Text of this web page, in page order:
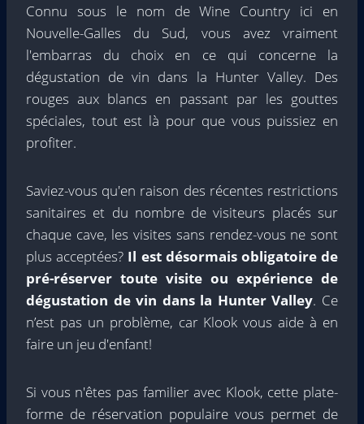
Connu sous le nom de Wine Country ici en
Nouvelle-Galles du Sud, vous avez vraiment
l'embarras du choix en ce qui concerne la
dégustation de vin dans la Hunter Valley. Des
rouges aux blancs en passant par les gouttes
spéciales, tout est là pour que vous puissiez en
profiter.
Saviez-vous qu'en raison des récentes restrictions
sanitaires et du nombre de visiteurs placés sur
chaque cave, les visites sans rendez-vous ne sont
plus acceptées? Il est désormais obligatoire de
pré-réserver toute visite ou expérience de
dégustation de vin dans la Hunter Valley. Ce
n’est pas un problème, car Klook vous aide à en
faire un jeu d'enfant!
Si vous n'êtes pas familier avec Klook, cette plate-
forme de réservation populaire vous permet de